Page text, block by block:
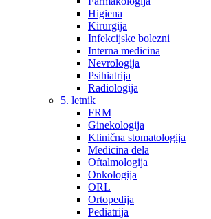
Higiena
Kirurgija
Infekcijske bolezni
Interna medicina
Nevrologija
Psihiatrija
Radiologija
5. letnik
FRM
Ginekologija
Klinična stomatologija
Medicina dela
Oftalmologija
Onkologija
ORL
Ortopedija
Pediatrija